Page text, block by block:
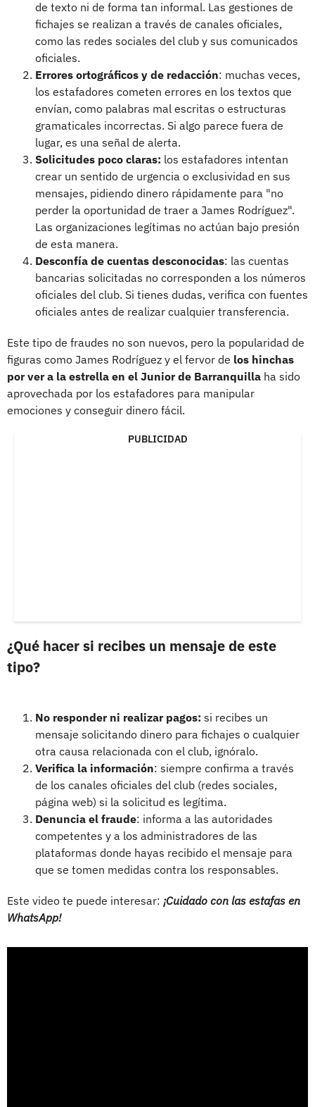
de texto ni de forma tan informal. Las gestiones de
fichajes se realizan a través de canales oficiales,
como las redes sociales del club y sus comunicados
oficiales.
Errores ortográficos y de redacción: muchas veces,
los estafadores cometen errores en los textos que
envían, como palabras mal escritas o estructuras
gramaticales incorrectas. Si algo parece fuera de
lugar, es una señal de alerta.
Solicitudes poco claras: los estafadores intentan
crear un sentido de urgencia o exclusividad en sus
mensajes, pidiendo dinero rápidamente para "no
perder la oportunidad de traer a James Rodríguez".
Las organizaciones legítimas no actúan bajo presión
de esta manera.
Desconfía de cuentas desconocidas: las cuentas
bancarias solicitadas no corresponden a los números
oficiales del club. Si tienes dudas, verifica con fuentes
oficiales antes de realizar cualquier transferencia.
Este tipo de fraudes no son nuevos, pero la popularidad de
figuras como James Rodríguez y el fervor de los hinchas
por ver a la estrella en el Junior de Barranquilla ha sido
aprovechada por los estafadores para manipular
emociones y conseguir dinero fácil.
PUBLICIDAD
¿Qué hacer si recibes un mensaje de este
tipo?
No responder ni realizar pagos: si recibes un
mensaje solicitando dinero para fichajes o cualquier
otra causa relacionada con el club, ignóralo.
Verifica la información: siempre confirma a través
de los canales oficiales del club (redes sociales,
página web) si la solicitud es legítima.
Denuncia el fraude: informa a las autoridades
competentes y a los administradores de las
plataformas donde hayas recibido el mensaje para
que se tomen medidas contra los responsables.
Este video te puede interesar: ¡Cuidado con las estafas en
WhatsApp!